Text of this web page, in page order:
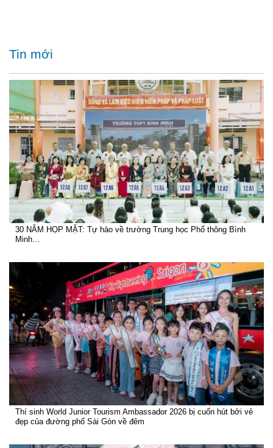
Tin mới
30 NĂM HỌP MẶT: Tự hào về trường Trung học Phổ thông Bình
Minh…
Thí sinh World Junior Tourism Ambassador 2026 bị cuốn hút bởi vẻ
đẹp của đường phố Sài Gòn về đêm